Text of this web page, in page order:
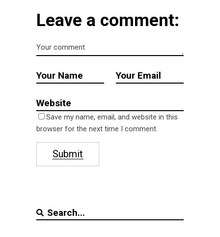
Leave a comment:
Save my name, email, and website in this
browser for the next time I comment.
Submit
Search
for: